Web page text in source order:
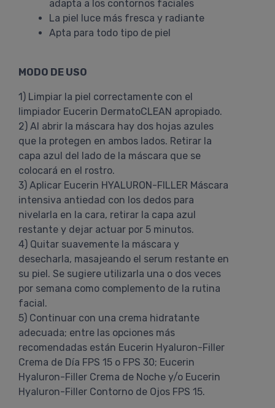
adapta a los contornos faciales
La piel luce más fresca y radiante
Apta para todo tipo de piel
MODO DE USO
1) Limpiar la piel correctamente con el
limpiador Eucerin DermatoCLEAN apropiado.
2) Al abrir la máscara hay dos hojas azules
que la protegen en ambos lados. Retirar la
capa azul del lado de la máscara que se
colocará en el rostro.
3) Aplicar Eucerin HYALURON-FILLER Máscara
intensiva antiedad con los dedos para
nivelarla en la cara, retirar la capa azul
restante y dejar actuar por 5 minutos.
4) Quitar suavemente la máscara y
desecharla, masajeando el serum restante en
su piel. Se sugiere utilizarla una o dos veces
por semana como complemento de la rutina
facial.
5) Continuar con una crema hidratante
adecuada; entre las opciones más
recomendadas están Eucerin Hyaluron-Filler
Crema de Día FPS 15 o FPS 30; Eucerin
Hyaluron-Filler Crema de Noche y/o Eucerin
Hyaluron-Filler Contorno de Ojos FPS 15.